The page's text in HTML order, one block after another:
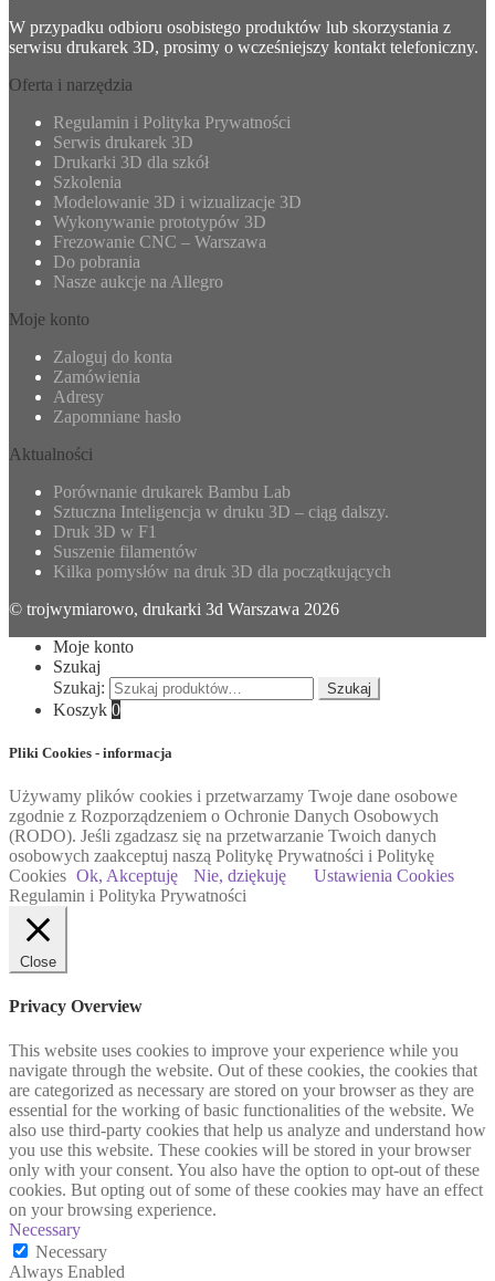
W przypadku odbioru osobistego produktów lub skorzystania z
serwisu drukarek 3D, prosimy o wcześniejszy kontakt telefoniczny.
Oferta i narzędzia
Regulamin i Polityka Prywatności
Serwis drukarek 3D
Drukarki 3D dla szkół
Szkolenia
Modelowanie 3D i wizualizacje 3D
Wykonywanie prototypów 3D
Frezowanie CNC – Warszawa
Do pobrania
Nasze aukcje na Allegro
Moje konto
Zaloguj do konta
Zamówienia
Adresy
Zapomniane hasło
Aktualności
Porównanie drukarek Bambu Lab
Sztuczna Inteligencja w druku 3D – ciąg dalszy.
Druk 3D w F1
Suszenie filamentów
Kilka pomysłów na druk 3D dla początkujących
© trojwymiarowo, drukarki 3d Warszawa 2026
Moje konto
Szukaj
Szukaj:
Szukaj
Koszyk 0
Pliki Cookies - informacja
Używamy plików cookies i przetwarzamy Twoje dane osobowe
zgodnie z Rozporządzeniem o Ochronie Danych Osobowych
(RODO). Jeśli zgadzasz się na przetwarzanie Twoich danych
osobowych zaakceptuj naszą Politykę Prywatności i Politykę
Cookies Ok, Akceptuję Nie, dziękuję
Ustawienia Cookies
Regulamin i Polityka Prywatności
Close
Privacy Overview
This website uses cookies to improve your experience while you
navigate through the website. Out of these cookies, the cookies that
are categorized as necessary are stored on your browser as they are
essential for the working of basic functionalities of the website. We
also use third-party cookies that help us analyze and understand how
you use this website. These cookies will be stored in your browser
only with your consent. You also have the option to opt-out of these
cookies. But opting out of some of these cookies may have an effect
on your browsing experience.
Necessary
Necessary
Always Enabled